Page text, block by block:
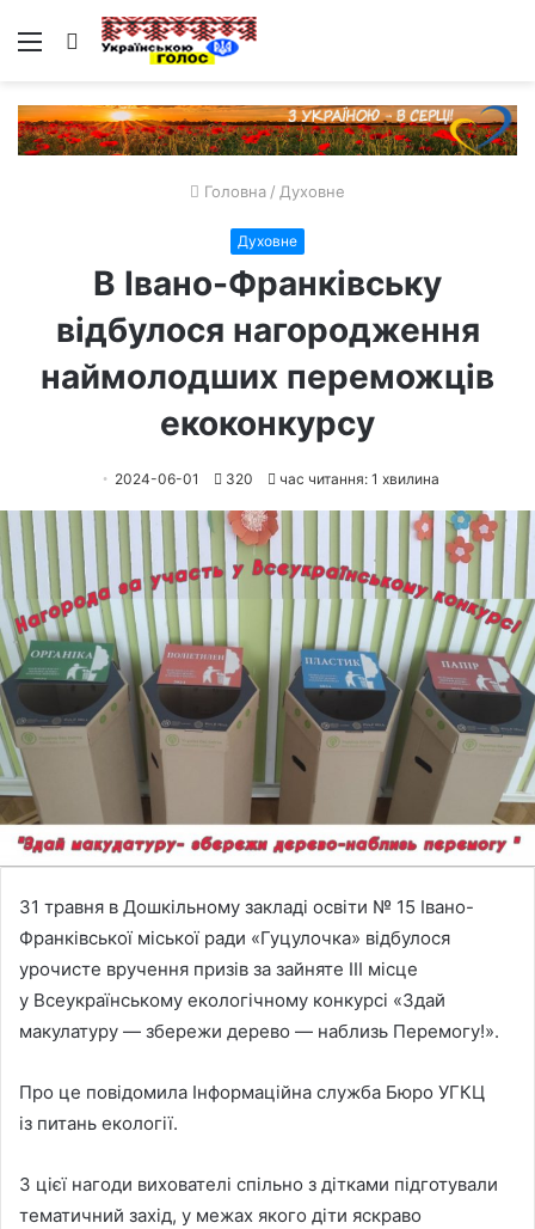
Меню Пошук
Головна / Духовне
Духовне
В Івано-Франківську
відбулося нагородження
наймолодших переможців
екоконкурсу
2024-06-01 320 час читання: 1 хвилина
31 травня в Дошкільному закладі освіти № 15 Івано-
Франківської міської ради «Гуцулочка» відбулося
урочисте вручення призів за зайняте ІІІ місце
у Всеукраїнському екологічному конкурсі «Здай
макулатуру — збережи дерево — наблизь Перемогу!».
Про це повідомила Інформаційна служба Бюро УГКЦ
із питань екології.
З цієї нагоди вихователі спільно з дітками підготували
тематичний захід, у межах якого діти яскраво